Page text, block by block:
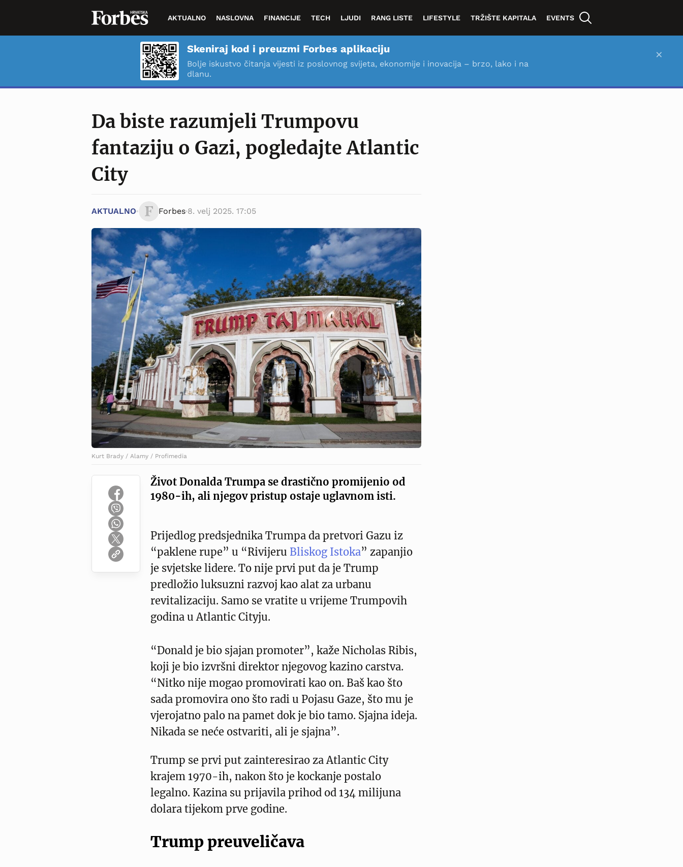
AKTUALNO NASLOVNA FINANCIJE TECH LJUDI RANG LISTE LIFESTYLE TRŽIŠTE KAPITALA EVENTS
Skeniraj kod i preuzmi Forbes aplikaciju
Bolje iskustvo čitanja vijesti iz poslovnog svijeta, ekonomije i inovacija – brzo, lako i na
dlanu.
×
Da biste razumjeli Trumpovu
fantaziju o Gazi, pogledajte Atlantic
City
AKTUALNO Forbes 8. velj 2025. 17:05
Kurt Brady / Alamy / Profimedia
Život Donalda Trumpa se drastično promijenio od
1980-ih, ali njegov pristup ostaje uglavnom isti.
Prijedlog predsjednika Trumpa da pretvori Gazu iz
“paklene rupe” u “Rivijeru Bliskog Istoka” zapanjio
je svjetske lidere. To nije prvi put da je Trump
predložio luksuzni razvoj kao alat za urbanu
revitalizaciju. Samo se vratite u vrijeme Trumpovih
godina u Atlantic Cityju.
“Donald je bio sjajan promoter”, kaže Nicholas Ribis,
koji je bio izvršni direktor njegovog kazino carstva.
“Nitko nije mogao promovirati kao on. Baš kao što
sada promovira ono što radi u Pojasu Gaze, što mu je
vjerojatno palo na pamet dok je bio tamo. Sjajna ideja.
Nikada se neće ostvariti, ali je sjajna”.
Trump se prvi put zainteresirao za Atlantic City
krajem 1970-ih, nakon što je kockanje postalo
legalno. Kazina su prijavila prihod od 134 milijuna
dolara tijekom prve godine.
Trump preuveličava